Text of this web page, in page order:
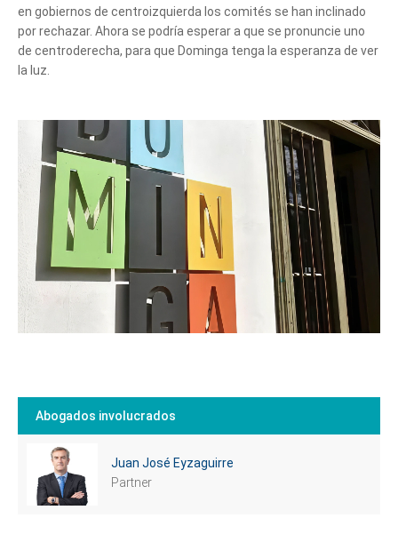
en gobiernos de centroizquierda los comités se han inclinado
por rechazar. Ahora se podría esperar a que se pronuncie uno
de centroderecha, para que Dominga tenga la esperanza de ver
la luz.
Abogados involucrados
Juan José Eyzaguirre
Partner